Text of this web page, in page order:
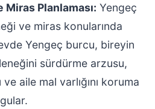
Planlaması: Yengeç
ve miras konularında
Yengeç burcu, bireyin
sürdürme arzusu,
aile mal varlığını koruma